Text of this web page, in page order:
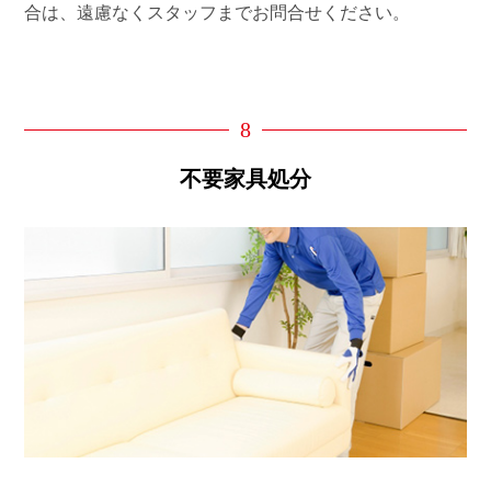
合は、遠慮なくスタッフまでお問合せください。
8
不要家具処分